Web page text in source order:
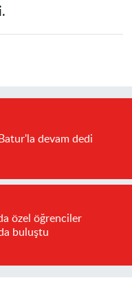
devam dedi
özel öğrenciler
buluştu